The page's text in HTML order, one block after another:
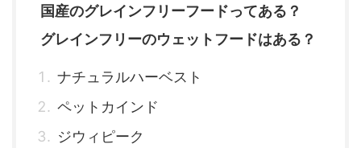
国産のグレインフリーフードってある？
グレインフリーのウェットフードはある？
ナチュラルハーベスト
ペットカインド
ジウィピーク